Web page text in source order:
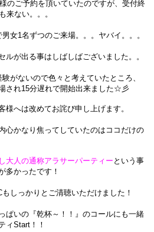
のご予約を頂いていたのですが、受付終
来ない。。。
女1名ずつのご来場。。。ヤバイ。。。
ルが出る事はしばしばございました。。
がないので色々と考えていたところ、
され15分遅れで開始出来ました☆彡
様へは改めてお詫び申し上げます。
心かなり焦ってしていたのはココだけの
大人の通称アラサーパーティー という事
多かったです！
しっかりとご清聴いただけました！
ぱいの『乾杯～！！』のコールにも一緒
ィStart！！